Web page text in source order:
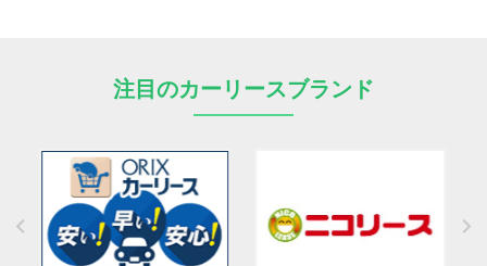
注目のカーリースブランド